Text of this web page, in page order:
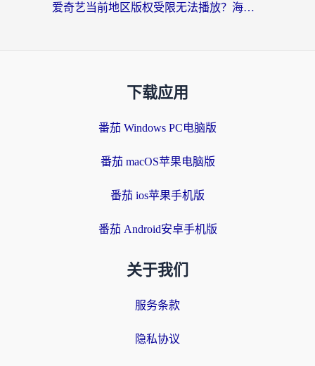
爱奇艺当前地区版权受限无法播放？海外党追剧看电影的终极解决方案来了
下载应用
番茄 Windows PC电脑版
番茄 macOS苹果电脑版
番茄 ios苹果手机版
番茄 Android安卓手机版
关于我们
服务条款
隐私协议